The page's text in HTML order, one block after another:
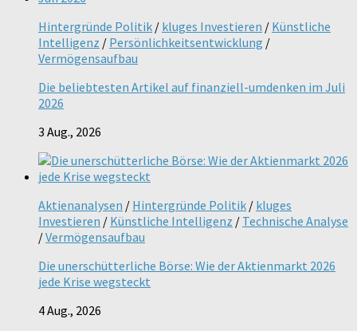
Hintergründe Politik / kluges Investieren / Künstliche
Intelligenz / Persönlichkeitsentwicklung /
Vermögensaufbau
Die beliebtesten Artikel auf finanziell-umdenken im Juli
2026
3 Aug., 2026
Aktienanalysen / Hintergründe Politik / kluges
Investieren / Künstliche Intelligenz / Technische Analyse
/Vermögensaufbau
Die unerschütterliche Börse: Wie der Aktienmarkt 2026
jede Krise wegsteckt
4 Aug., 2026